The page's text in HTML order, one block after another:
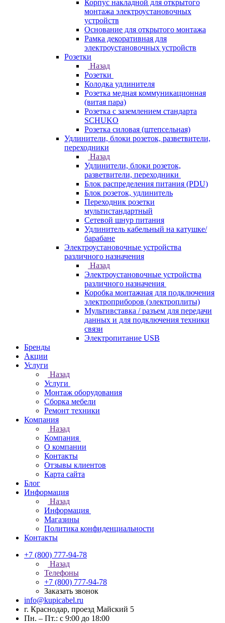
Корпус накладной для открытого
монтажа электроустановочных
устройств
Основание для открытого монтажа
Рамка декоративная для
электроустановочных устройств
Розетки
Назад
Розетки
Колодка удлинителя
Розетка медная коммуникационная
(витая пара)
Розетка с заземлением стандарта
SCHUKO
Розетка силовая (штепсельная)
Удлинители, блоки розеток, разветвители,
переходники
Назад
Удлинители, блоки розеток,
разветвители, переходники
Блок распределения питания (PDU)
Блок розеток, удлинитель
Переходник розетки
мультистандартный
Сетевой шнур питания
Удлинитель кабельный на катушке/
барабане
Электроустановочные устройства
различного назначения
Назад
Электроустановочные устройства
различного назначения
Коробка монтажная для подключения
электроприборов (электроплиты)
Мультивставка / разъем для передачи
данных и для подключения техники
связи
Электропитание USB
Бренды
Акции
Услуги
Назад
Услуги
Монтаж оборудования
Сборка мебели
Ремонт техники
Компания
Назад
Компания
О компании
Контакты
Отзывы клиентов
Карта сайта
Блог
Информация
Назад
Информация
Магазины
Политика конфиденциальности
Контакты
+7 (800) 777-94-78
Назад
Телефоны
+7 (800) 777-94-78
Заказать звонок
info@kupicabel.ru
г. Краснодар, проезд Майский 5
Пн. – Пт.: с 9:00 до 18:00